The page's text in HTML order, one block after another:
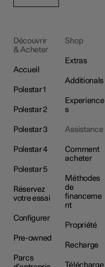
Découvrir
& Acheter
Accueil
Polestar 1
Polestar 2
Polestar 3
Polestar 4
Polestar 5
Réservez
votre essai
Configurer
Pre-owned
Parcs
Shop
Extras
Additionals
Experience
s
Assistance
Comment
acheter
Méthodes
de
financeme
nt
Propriété
Recharge
Télécharge